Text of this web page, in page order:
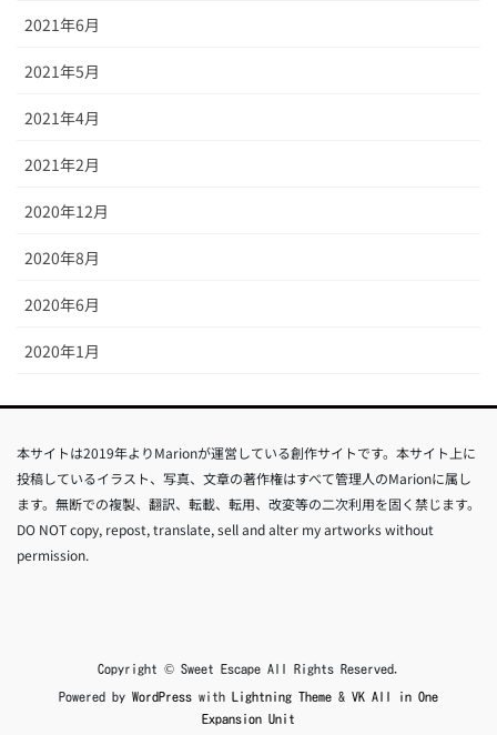
2021年6月
2021年5月
2021年4月
2021年2月
2020年12月
2020年8月
2020年6月
2020年1月
本サイトは2019年よりMarionが運営している創作サイトです。本サイト上に
投稿しているイラスト、写真、文章の著作権はすべて管理人のMarionに属し
ます。無断での複製、翻訳、転載、転用、改変等の二次利用を固く禁じます。
DO NOT copy, repost, translate, sell and alter my artworks without
permission.
Copyright © Sweet Escape All Rights Reserved.
Powered by WordPress with Lightning Theme & VK All in One
Expansion Unit